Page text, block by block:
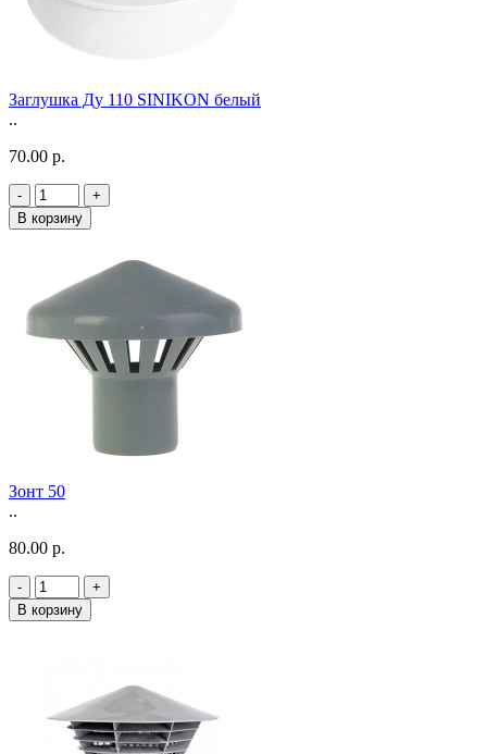
Заглушка Ду 110 SINIKON белый
..
70.00 р.
-
+
В корзину
Зонт 50
..
80.00 р.
-
+
В корзину